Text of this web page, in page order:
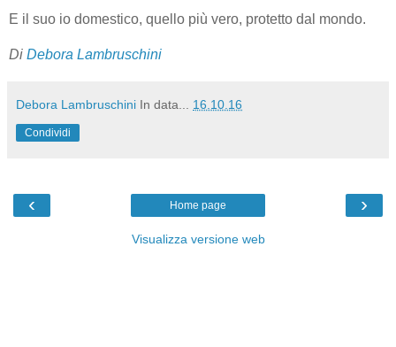
E il suo io domestico, quello più vero, protetto dal mondo.
Di Debora Lambruschini
Debora Lambruschini In data... 16.10.16
Condividi
‹ ›
Home page
Visualizza versione web